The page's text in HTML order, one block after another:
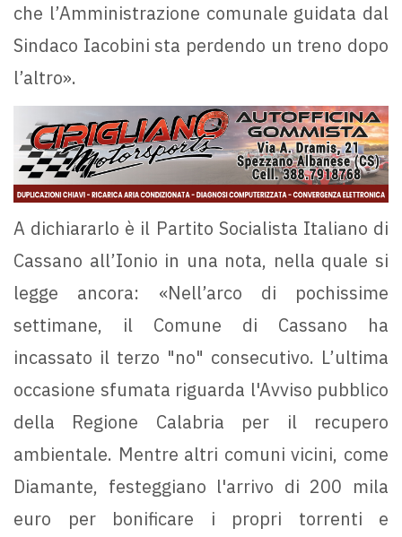
che l’Amministrazione comunale guidata dal
Sindaco Iacobini sta perdendo un treno dopo
l’altro».
A dichiararlo è il Partito Socialista Italiano di
Cassano all’Ionio in una nota, nella quale si
legge ancora: «Nell’arco di pochissime
settimane, il Comune di Cassano ha
incassato il terzo "no" consecutivo. L’ultima
occasione sfumata riguarda l'Avviso pubblico
della Regione Calabria per il recupero
ambientale. Mentre altri comuni vicini, come
Diamante, festeggiano l'arrivo di 200 mila
euro per bonificare i propri torrenti e